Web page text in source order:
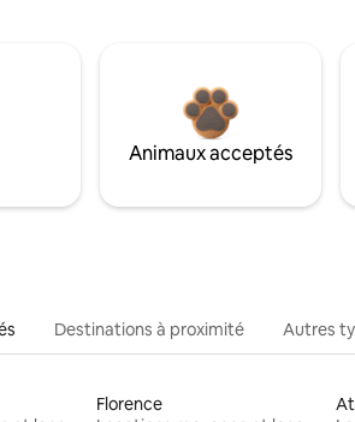
Animaux acceptés
Destinations à proximité Autres
Florence